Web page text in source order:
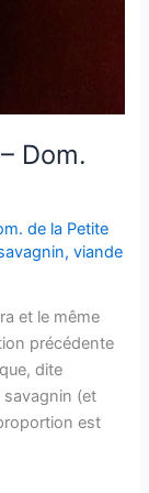
Dom.
de la Petite
,viande
et le même
précédente
dite
savagnin (et
est